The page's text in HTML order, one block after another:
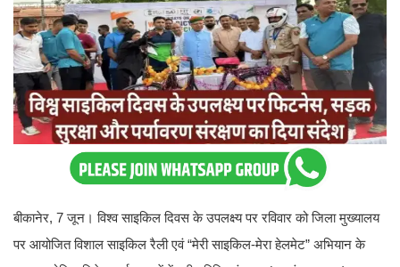
बीकानेर, 7 जून। विश्व साइकिल दिवस के उपलक्ष्य पर रविवार को जिला मुख्यालय
पर आयोजित विशाल साइकिल रैली एवं “मेरी साइकिल-मेरा हेलमेट” अभियान के